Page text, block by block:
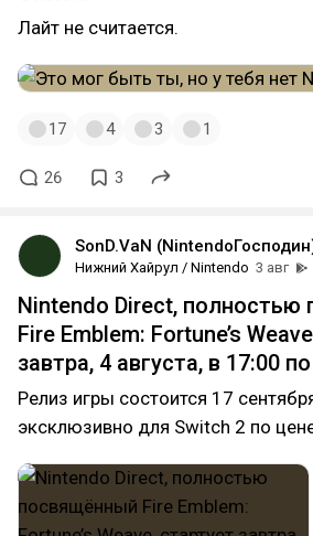
Лайт не считается.
17 4 3 1
26 3
SonD.VaN
Нижний Хайрул / Nintendo 3 авг
Nintendo Direct, полностью
Fire Emblem: Fortune’s
завтра, 4 августа, в 17:00
Релиз игры состоится 17
эксклюзивно для Switch 2 по